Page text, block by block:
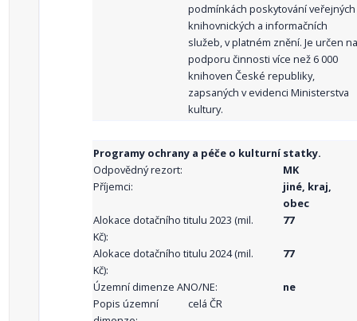
podmínkách poskytování veřejných
knihovnických a informačních
služeb, v platném znění. Je určen na
podporu činnosti více než 6 000
knihoven České republiky,
zapsaných v evidenci Ministerstva
kultury.
Programy ochrany a péče o kulturní statky.
Odpovědný rezort:
MK
Příjemci:
jiné, kraj,
obec
Alokace dotačního titulu 2023 (mil.
Kč):
77
Alokace dotačního titulu 2024 (mil.
Kč):
77
Územní dimenze ANO/NE:
ne
Popis územní
celá ČR